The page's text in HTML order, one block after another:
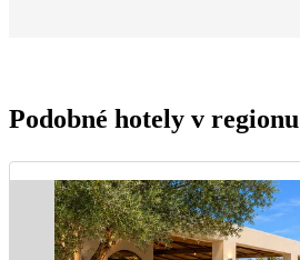
Podobné hotely v regionu